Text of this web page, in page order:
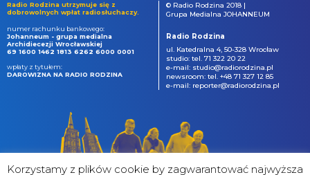
Radio Rodzina utrzymuje się z
dobrowolnych wpłat radiosłuchaczy.
numer rachunku bankowego:
Johanneum - grupa medialna
Archidiecezji Wrocławskiej
69 1600 1462 1813 6262 6000 0001
wpłaty z tytułem:
DAROWIZNA NA RADIO RODZINA
© Radio Rodzina 2018 |
Grupa Medialna JOHANNEUM
Radio Rodzina
ul. Katedralna 4, 50-328 Wrocław
studio: tel. 71 322 20 22
e-mail: studio@radiorodzina.pl
newsroom: tel. +48 71 327 12 85
e-mail: reporter@radiorodzina.pl
Korzystamy z plików cookie by zagwarantować najwyższa